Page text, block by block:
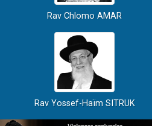
Rav Chlomo AMAR
Rav Yossef-Haïm SITRUK